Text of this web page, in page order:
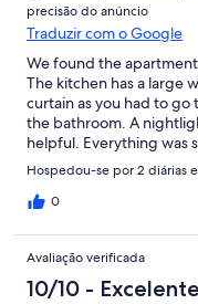
precisão do anúncio
Traduzir com o Google
We found the
The kitchen has a large
curtain as you had to
the bathroom. A
helpful. Everything was
of most everything.
Would stay again if in the
Hospedou-se por 2 diárias
0
Avaliação verificada
10/10 - Excelente